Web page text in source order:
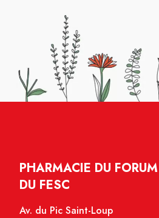
PHARMACIE DU
DU FESC
Av. du Pic Saint-Loup